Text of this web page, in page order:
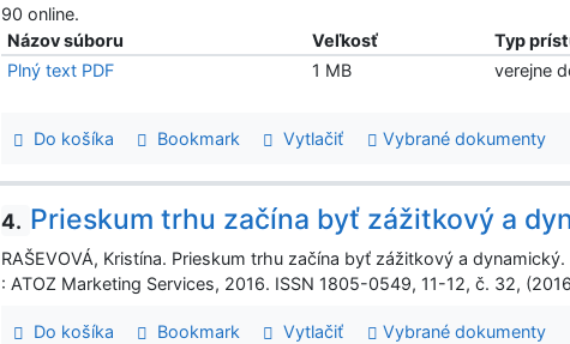
90 online.
Názov súboru
Veľkosť
Typ
Plný text PDF
1 MB verejne
Do košíka Bookmark Vytlačiť Vybrané dokumenty
4. Prieskum trhu začína byť zážitkový a
RAŠEVOVÁ, Kristína. Prieskum trhu začína byť zážitkový a
: ATOZ Marketing Services, 2016. ISSN 1805-0549, 11-12, č. 32,
Do košíka Bookmark Vytlačiť Vybrané dokumenty